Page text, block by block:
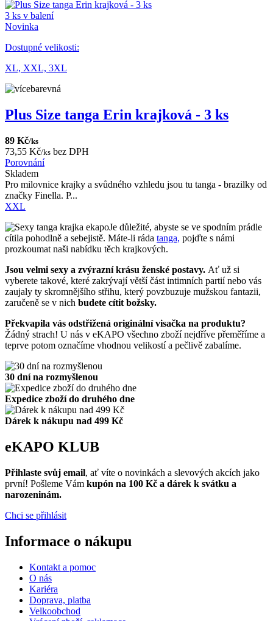
3 ks v balení
Novinka
Dostupné velikosti:
XL, XXL, 3XL
Plus Size tanga Erin krajková - 3 ks
89 Kč/ks
73,55 Kč/ks bez DPH
Porovnání
Skladem
Pro milovnice krajky a svůdného vzhledu jsou tu tanga - brazilky od
značky Finella. P...
XXL
Je důležité, abyste se ve spodním prádle
cítila pohodlně a sebejistě. Máte-li ráda tanga, pojďte s námi
prozkoumat naši nabídku těch krajkových.
Jsou velmi sexy a zvýrazní krásu ženské postavy. Ať už si
vyberete takové, které zakrývají větší část intimních partií nebo vás
zaujaly ty skromnějšího střihu, který povzbuzuje mužskou fantazii,
zaručeně se v nich budete cítit božsky.
Překvapila vás odstřižená originální visačka na produktu?
Žádný strach! U nás v eKAPO všechno zboží nejdříve přeměříme a
teprve potom označíme vhodnou velikostí a pečlivě zabalíme.
30 dní na rozmyšlenou
Expedice zboží do druhého dne
Dárek k nákupu nad 499 Kč
eKAPO KLUB
Přihlaste svůj email, ať víte o novinkách a slevových akcích jako
první! Pošleme Vám kupón na 100 Kč a dárek k svátku a
narozeninám.
Chci se přihlásit
Informace o nákupu
Kontakt a pomoc
O nás
Kariéra
Doprava, platba
Velkoobchod